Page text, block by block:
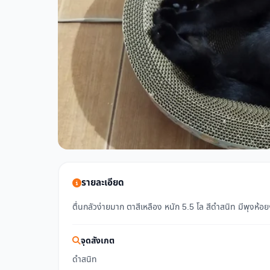
รายละเอียด
ตื่นกลัวง่ายมาก ตาสีเหลือง หนัก 5.5 โล สีดำสนิท มีพุงห้อ
จุดสังเกต
ดำสนิท